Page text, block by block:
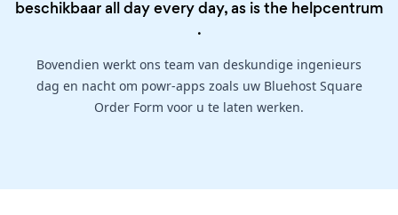
beschikbaar all day every day, as is the helpcentrum
.
Bovendien werkt ons team van deskundige ingenieurs
dag en nacht om powr-apps zoals uw Bluehost Square
Order Form voor u te laten werken.